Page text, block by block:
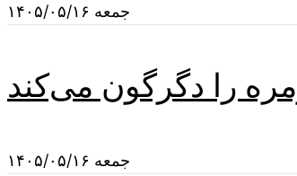
جمعه ۱۴۰۵/۰۵/۱۶
را دگرگون می‌کند
جمعه ۱۴۰۵/۰۵/۱۶